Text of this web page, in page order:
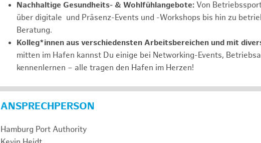
Nachhaltige Gesundheits- & Wohlfühlangebote: Von
über digitale und Präsenz-Events und -Workshops bis hin zu
Beratung.
Kolleg*innen aus verschiedensten Arbeitsbereichen und mit
mitten im Hafen kannst Du einige bei Networking-Events,
kennenlernen – alle tragen den Hafen im Herzen!
ANSPRECHPERSON
Hamburg Port Authority